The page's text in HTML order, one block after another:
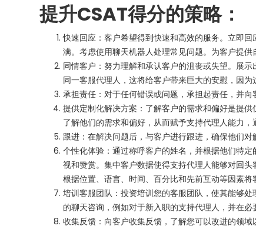
提升CSAT得分的策略：
快速回应：客户希望得到快速和高效的服务。立即
满。考虑使用聊天机器人处理常见问题。为客户提供
同情客户：努力理解和承认客户的沮丧或失望。展
同一客服代理人，这将给客户带来巨大的安慰，因
承担责任：对于任何错误或问题，承担起责任，并向
提供定制化解决方案：了解客户的需求和偏好是提
了解他们的需求和偏好，从而赋予支持代理人能力
跟进：在解决问题后，与客户进行跟进，确保他们对
个性化体验：通过称呼客户的姓名，并根据他们特
视和赞赏。集中客户数据使得支持代理人能够对回
根据位置、语言、时间、百分比和先前互动等因素将
培训客服团队：投资培训您的客服团队，使其能够
的聊天咨询，例如对于新入职的支持代理人，并在必
收集反馈：向客户收集反馈，了解您可以改进的领域